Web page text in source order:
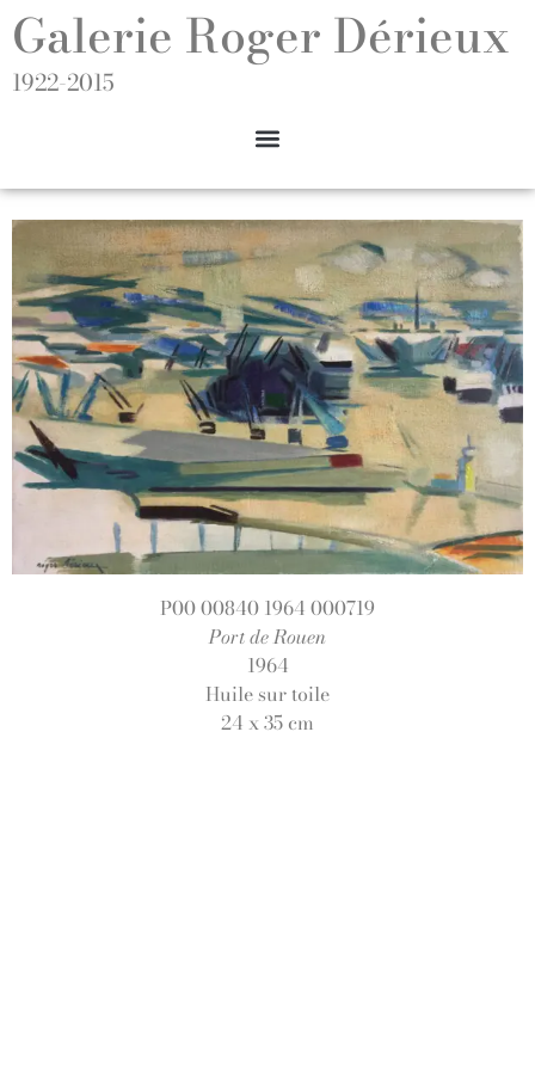
Galerie Roger Dérieux
1922-2015
P00 00840 1964 000719
Port de Rouen
1964
Huile sur toile
24 x 35 cm